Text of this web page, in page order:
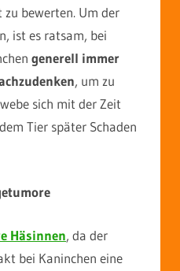
zu bewerten. Um der
ist es ratsam, bei
generell immer
, um zu
sich mit der Zeit
Tier später Schaden
Häsinnen, da der
bei Kaninchen eine